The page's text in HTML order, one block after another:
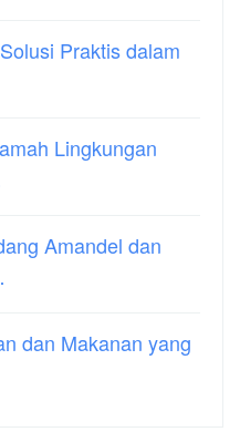
Praktis dalam
Lingkungan
Amandel dan
dan Makanan yang